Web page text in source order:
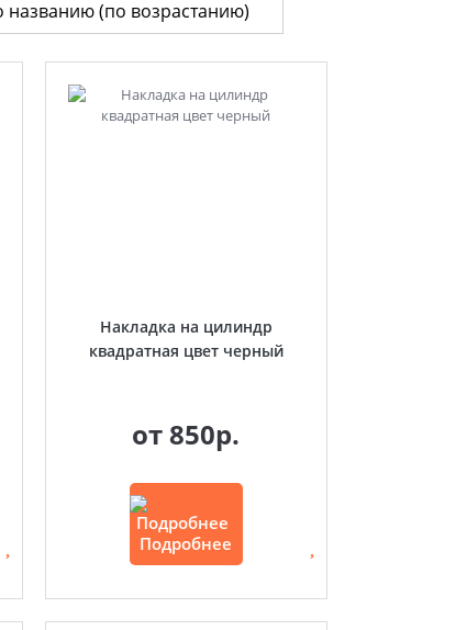
Накладка на цилиндр
квадратная цвет черный
от850р.
Подробнее